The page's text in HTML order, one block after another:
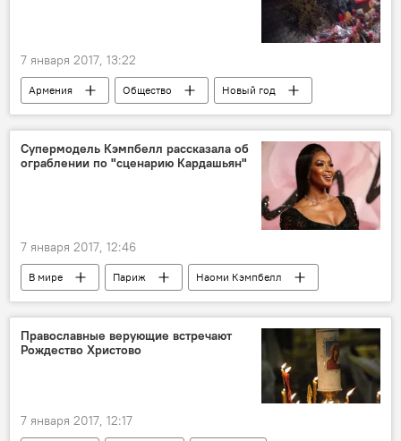
7 января 2017, 13:22
Армения Общество
Новый год
Этот Новый год
обряды традиция
Супермодель Кэмпбелл рассказала об
ограблении по "сценарию Кардашьян"
7 января 2017, 12:46
В мире Париж
Наоми Кэмпбелл
ограбление
Ким Кардашьян
Православные верующие встречают
Рождество Христово
7 января 2017, 12:17